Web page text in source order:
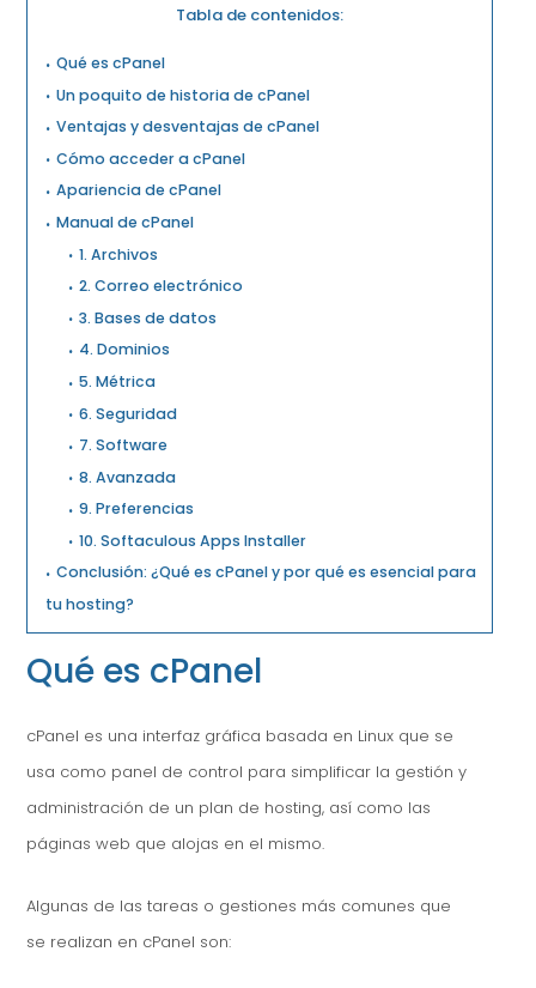
Tabla de contenidos:
Qué es cPanel
Un poquito de historia de cPanel
Ventajas y desventajas de cPanel
Cómo acceder a cPanel
Apariencia de cPanel
Manual de cPanel
1. Archivos
2. Correo electrónico
3. Bases de datos
4. Dominios
5. Métrica
6. Seguridad
7. Software
8. Avanzada
9. Preferencias
10. Softaculous Apps Installer
Conclusión: ¿Qué es cPanel y por qué es esencial para
tu hosting?
Qué es cPanel
cPanel es una interfaz gráfica basada en Linux que se
usa como panel de control para simplificar la gestión y
administración de un plan de hosting, así como las
páginas web que alojas en el mismo.
Algunas de las tareas o gestiones más comunes que
se realizan en cPanel son: